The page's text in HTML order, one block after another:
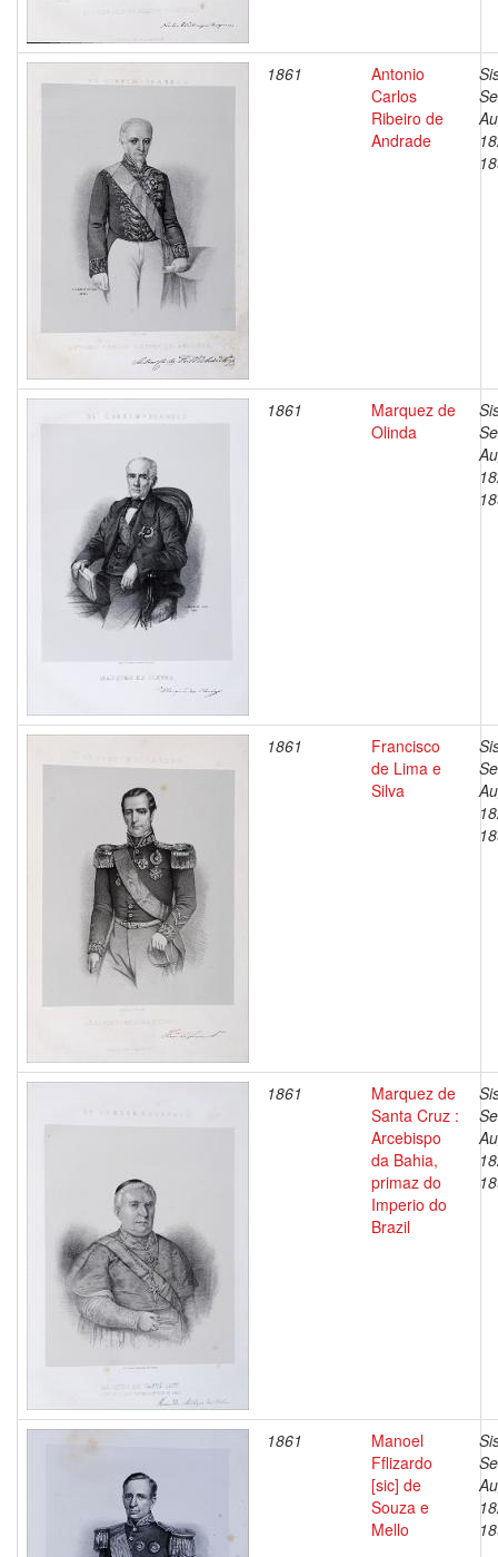
1861
Antonio
Carlos
Ribeiro de
Andrade
1861
Marquez de
Olinda
1861
Francisco
de Lima e
Silva
1861
Marquez de
Santa Cruz :
Arcebispo
da Bahia,
primaz do
Imperio do
Brazil
1861
Manoel
Fflizardo
[sic] de
Souza e
Mello